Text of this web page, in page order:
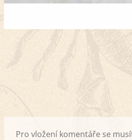
Pro vložení komentáře se